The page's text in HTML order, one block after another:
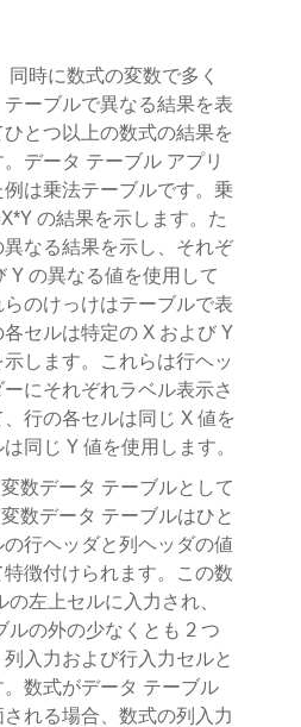
時に数式の変数で多く
ーブルで異なる結果を表
とつ以上の数式の結果を
データ テーブル アプリ
は乗法テーブルです。乗
の結果を示します。た
なる結果を示し、それぞ
Y の異なる値を使用して
のけっけはテーブルで表
セルは特定の X および Y
します。これらは行ヘッ
にそれぞれラベル表示さ
行の各セルは同じ X 値を
同じ Y 値を使用します。
数データ テーブルとして
数データ テーブルはひと
行ヘッダと列ヘッダの値
徴付けられます。この数
左上セルに入力され、
の外の少なくとも 2 つ
入力および行入力セルと
数式がデータ テーブル
れる場合、数式の列入力